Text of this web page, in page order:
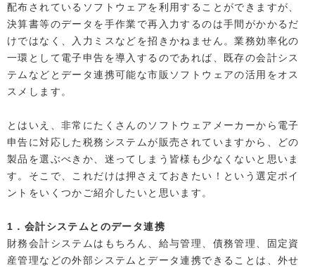
配布されているソフトウェアを利用することができますが、
決算書等のデータを手作業で再入力するのは手間がかかるだ
けではなく、入力ミスなどを招きかねません。業務効率化の
一環として電子申告を導入するのであれば、既存の会計シス
テムなどとデータ連携可能な市販ソフトウェアの活用をオス
スメします。
とはいえ、非常にたくさんのソフトウェアメーカーから電子
申告に対応した税務システムが販売されていますから、どの
製品を選ぶべきか、迷ってしまう皆様も少なくないと思いま
す。そこで、これだけは押さえておきたい！という選定ポイ
ントをいくつかご紹介したいと思います。
1．会計システムとのデータ連携
財務会計システムはもちろん、給与管理、債務管理、固定資
産管理などの外部システムとデータ連携できることは、外せ